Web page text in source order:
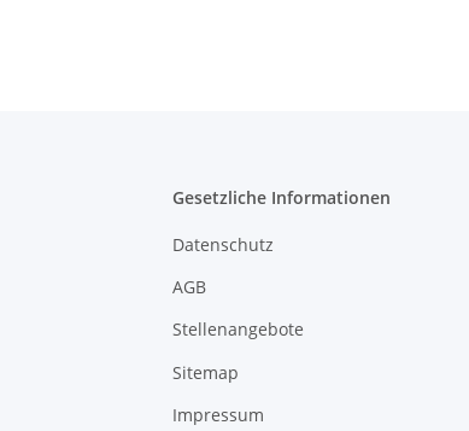
Gesetzliche Informationen
Datenschutz
AGB
Stellenangebote
Sitemap
Impressum